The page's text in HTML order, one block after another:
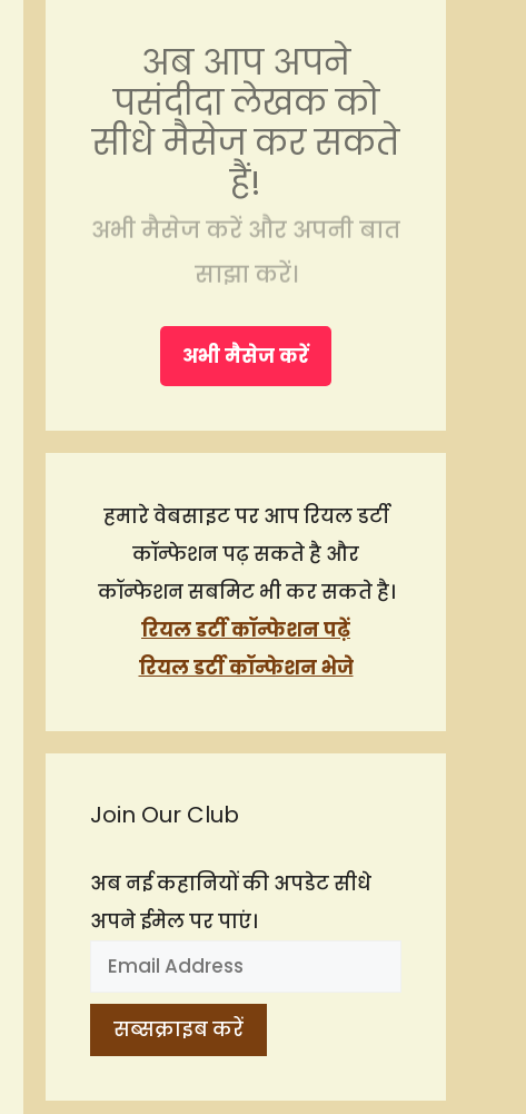
अब आप अपने
पसंदीदा लेखक को
सीधे मैसेज कर सकते
हैं!
अभी मैसेज करें और अपनी बात
साझा करें।
अभी मैसेज करें
हमारे वेबसाइट पर आप रियल डर्टी
कॉन्फेशन पढ़ सकते है और
कॉन्फेशन सबमिट भी कर सकते है।
रियल डर्टी कॉन्फेशन पढ़ें
रियल डर्टी कॉन्फेशन भेजे
Join Our Club
अब नई कहानियों की अपडेट सीधे
अपने ईमेल पर पाएं।